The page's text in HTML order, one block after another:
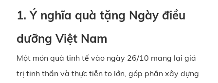
1. Ý nghĩa quà tặng Ngày điều
dưỡng Việt Nam
Một món quà tinh tế vào ngày 26/10 mang lại giá
trị tinh thần và thực tiễn to lớn, góp phần xây dựng